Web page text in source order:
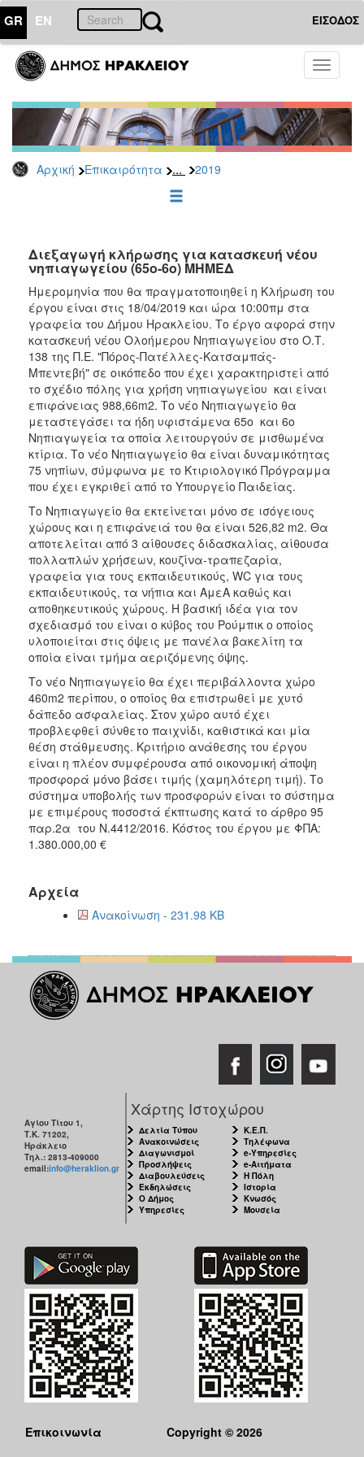
GR EN ΕΙΣΟΔΟΣ
Toggle
Αρχική Επικαιρότητα ... 2019
ΕΠΙΚΑΙΡΟΤΗΤΑ
Τύπου
Αρχείο
2026
2025
2022
2021
2020
2019
2018
2017
2016
2015
2013
2012
2011
2010
2006
ΔΗΜΟΤΗΣ
ΕΠΙΣΚΕΠΤΗΣ
ΗΡΑΚΛΕΙΟ
Διεξαγωγή κλήρωσης για κατασκευή νέου
νηπιαγωγείου (65ο-6ο) ΜΗΜΕΔ
Ημερομηνία που θα πραγματοποιηθεί η Κλήρωση του
έργου είναι στις 18/04/2019 και ώρα 10:00πμ στα
γραφεία του Δήμου Ηρακλείου. Το έργο αφορά στην
κατασκευή νέου Ολοήμερου Νηπιαγωγείου στο Ο.Τ.
138 της Π.Ε. "Πόρος-Πατέλλες-Κατσαμπάς-
Μπεντεβή" σε οικόπεδο που έχει χαρακτηριστεί από
το σχέδιο πόλης για χρήση νηπιαγωγείου και είναι
επιφάνειας 988,66m2. Το νέο Νηπιαγωγείο θα
μεταστεγάσει τα ήδη υφιστάμενα 65ο και 6ο
Νηπιαγωγεία τα οποία λειτουργούν σε μισθωμένα
κτίρια. Το νέο Νηπιαγωγείο θα είναι δυναμικότητας
75 νηπίων, σύμφωνα με το Κτιριολογικό Πρόγραμμα
που έχει εγκριθεί από το Υπουργείο Παιδείας.
Το Νηπιαγωγείο θα εκτείνεται μόνο σε ισόγειους
χώρους και η επιφάνειά του θα είναι 526,82 m2. Θα
αποτελείται από 3 αίθουσες διδασκαλίας, αίθουσα
πολλαπλών χρήσεων, κουζίνα-τραπεζαρία,
γραφεία για τους εκπαιδευτικούς, WC για τους
εκπαιδευτικούς, τα νήπια και ΑμεΑ καθώς και
αποθηκευτικούς χώρους. Η βασική ιδέα για τον
σχεδιασμό του είναι ο κύβος του Ρούμπικ ο οποίος
υλοποιείται στις όψεις με πανέλα βακελίτη τα
οποία είναι τμήμα αεριζόμενης όψης.
Το νέο Νηπιαγωγείο θα έχει περιβάλλοντα χώρο
460m2 περίπου, o οποίος θα επιστρωθεί με χυτό
δάπεδο ασφαλείας. Στον χώρο αυτό έχει
προβλεφθεί σύνθετο παιχνίδι, καθιστικά και μία
θέση στάθμευσης. Kριτήριο ανάθεσης του έργου
είναι η πλέον συμφέρουσα από οικονομική άποψη
προσφορά μόνο βάσει τιμής (χαμηλότερη τιμή). Το
σύστημα υποβολής των προσφορών είναι το σύστημα
με επιμέρους ποσοστά έκπτωσης κατά το άρθρο 95
παρ.2α του Ν.4412/2016. Κόστος του έργου με ΦΠΑ:
1.380.000,00 €
Αρχεία
Ανακοίνωση - 231.98 KB
Αγίου Τίτου 1,
Τ.Κ. 71202,
Ηράκλειο
Τηλ.: 2813-409000
email:info@heraklion.gr
Χάρτης Ιστοχώρου
Δελτία Τύπου
Ανακοινώσεις
Διαγωνισμοί
Προσλήψεις
Διαβουλεύσεις
Εκδηλώσεις
Ο Δήμος
Υπηρεσίες
Κ.Ε.Π.
Τηλέφωνα
e-Υπηρεσίες
e-Αιτήματα
Η Πόλη
Ιστορία
Κνωσός
Μουσεία
Επικοινωνία
Copyright © 2026